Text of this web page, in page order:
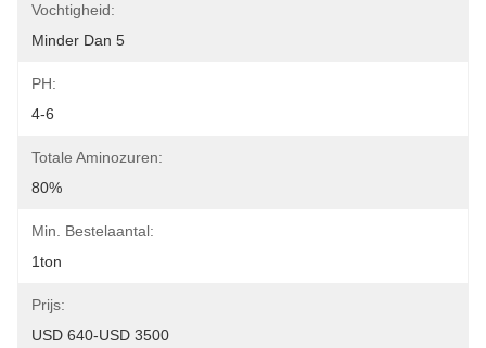
Vochtigheid:
Minder Dan 5
PH:
4-6
Totale Aminozuren:
80%
Min. Bestelaantal:
1ton
Prijs:
USD 640-USD 3500